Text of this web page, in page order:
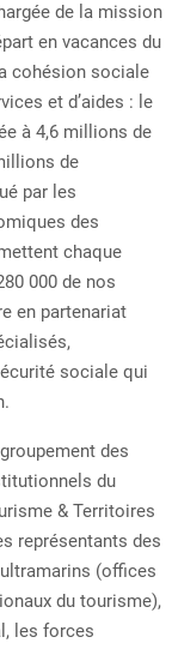
de la mission
en vacances du
cohésion sociale
et d’aides : le
à 4,6 millions de
de
par les
des
chaque
000 de nos
en partenariat
sociale qui
des
du
& Territoires
représentants des
(offices
du tourisme),
les forces